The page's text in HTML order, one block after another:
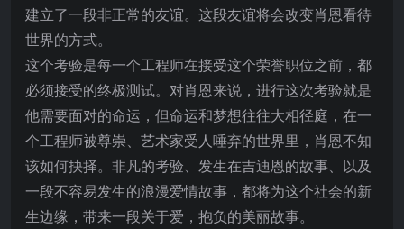
建立了一段非正常的友谊。这段友谊将会改变肖恩看待
世界的方式。
这个考验是每一个工程师在接受这个荣誉职位之前，都
必须接受的终极测试。对肖恩来说，进行这次考验就是
他需要面对的命运，但命运和梦想往往大相径庭，在一
个工程师被尊崇、艺术家受人唾弃的世界里，肖恩不知
该如何抉择。非凡的考验、发生在吉迪恩的故事、以及
一段不容易发生的浪漫爱情故事，都将为这个社会的新
生边缘，带来一段关于爱，抱负的美丽故事。